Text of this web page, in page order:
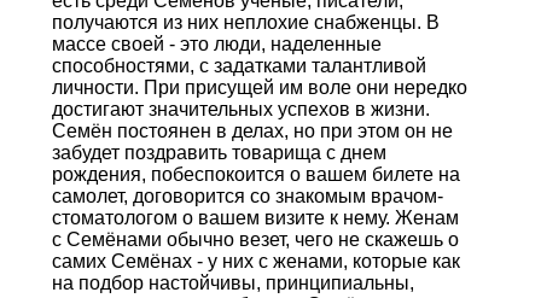
получаются из них неплохие снабженцы. В
массе своей - это люди, наделенные
способностями, с задатками талантливой
личности. При присущей им воле они нередко
достигают значительных успехов в жизни.
Семён постоянен в делах, но при этом он не
забудет поздравить товарища с днем
рождения, побеспокоится о вашем билете на
самолет, договорится со знакомым врачом-
стоматологом о вашем визите к нему. Женам
с Семёнами обычно везет, чего не скажешь о
самих Семёнах - у них с женами, которые как
на подбор настойчивы, принципиальны,